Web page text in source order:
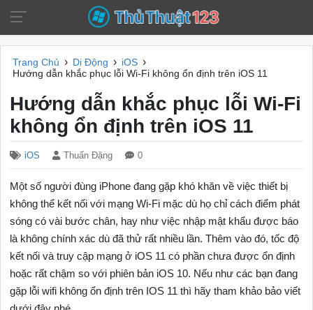
Trang Chủ › Di Động › iOS ›
Hướng dẫn khắc phục lỗi Wi-Fi không ổn định trên iOS 11
Hướng dẫn khắc phục lỗi Wi-Fi
không ổn định trên iOS 11
iOS Thuấn Đặng 0
Một số người đùng iPhone đang gặp khó khăn về việc thiết bị
không thể kết nối với mạng Wi-Fi mặc dù họ chỉ cách điểm phát
sóng có vài bước chân, hay như việc nhập mật khẩu được báo
là không chính xác dù đã thử rất nhiều lần. Thêm vào đó, tốc độ
kết nối và truy cập mạng ở iOS 11 có phần chưa được ổn định
hoặc rất chậm so với phiên bản iOS 10. Nếu như các bạn đang
gặp lỗi wifi không ổn định trên IOS 11 thì hãy tham khảo bảo viết